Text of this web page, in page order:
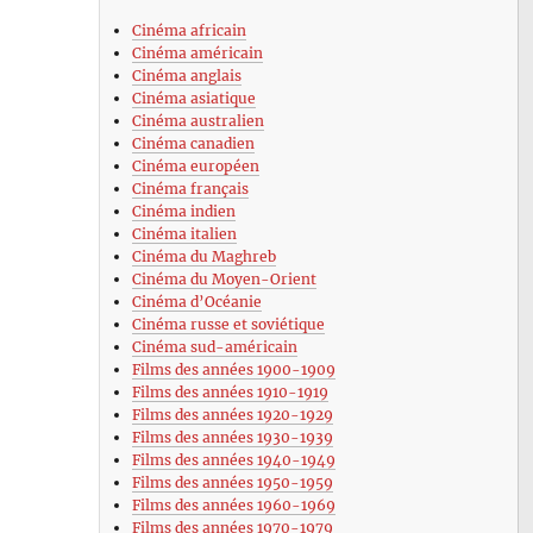
Cinéma africain
Cinéma américain
Cinéma anglais
Cinéma asiatique
Cinéma australien
Cinéma canadien
Cinéma européen
Cinéma français
Cinéma indien
Cinéma italien
Cinéma du Maghreb
Cinéma du Moyen-Orient
Cinéma d’Océanie
Cinéma russe et soviétique
Cinéma sud-américain
Films des années 1900-1909
Films des années 1910-1919
Films des années 1920-1929
Films des années 1930-1939
Films des années 1940-1949
Films des années 1950-1959
Films des années 1960-1969
Films des années 1970-1979